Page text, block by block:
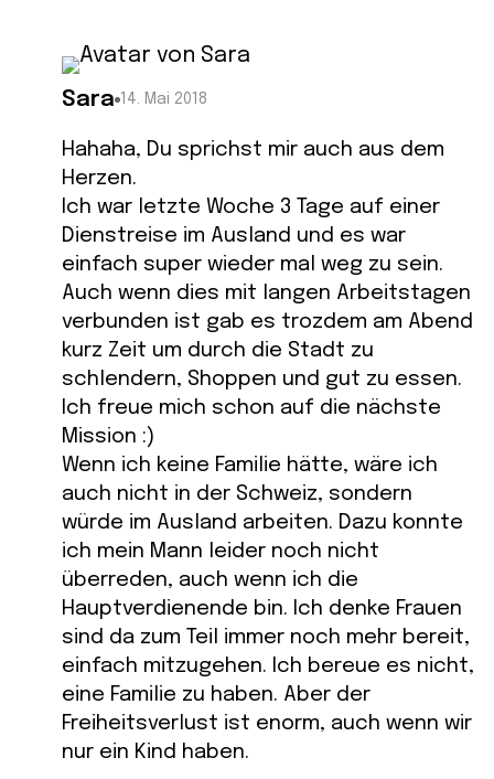
Sara 14. Mai 2018
Hahaha, Du sprichst mir auch aus dem
Herzen.
Ich war letzte Woche 3 Tage auf einer
Dienstreise im Ausland und es war
einfach super wieder mal weg zu sein.
Auch wenn dies mit langen Arbeitstagen
verbunden ist gab es trozdem am Abend
kurz Zeit um durch die Stadt zu
schlendern, Shoppen und gut zu essen.
Ich freue mich schon auf die nächste
Mission :)
Wenn ich keine Familie hätte, wäre ich
auch nicht in der Schweiz, sondern
würde im Ausland arbeiten. Dazu konnte
ich mein Mann leider noch nicht
überreden, auch wenn ich die
Hauptverdienende bin. Ich denke Frauen
sind da zum Teil immer noch mehr bereit,
einfach mitzugehen. Ich bereue es nicht,
eine Familie zu haben. Aber der
Freiheitsverlust ist enorm, auch wenn wir
nur ein Kind haben.